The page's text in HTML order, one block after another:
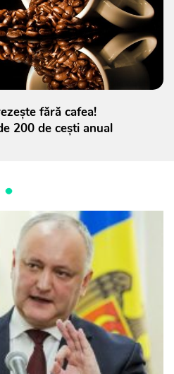
fără cafea!
200 de cești anual